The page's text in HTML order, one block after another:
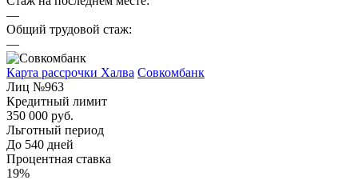
—
Общий трудовой стаж:
—
Карта рассрочки Халва Совкомбанк
Лиц №963
Кредитный лимит
350 000 руб.
Льготный период
До 540 дней
Процентная ставка
19%